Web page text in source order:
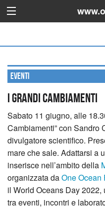
Eventi
I Grandi Cambiamenti
Sabato 11 giugno, alle
Cambiamenti” con Sandro
divulgatore scientifico.
mare che sale. Adattarsi a
inserisce nell’ambito della
organizzata daOne Ocean
il World Oceans Day
tra eventi, incontri e